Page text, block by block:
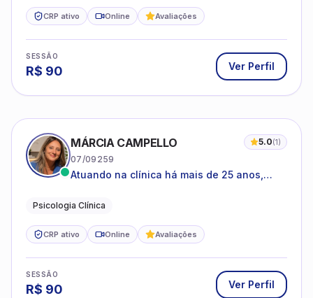
CRP ativo Online Avaliações
SESSÃO
R$ 90 Ver Perfil
MÁRCIA CAMPELLO 5.0(1)
07/09259
Atuando na clínica há mais de 25 anos,
estruturas, com experiência em
Psicologia Clínica
CRP ativo Online Avaliações
SESSÃO
R$ 90 Ver Perfil